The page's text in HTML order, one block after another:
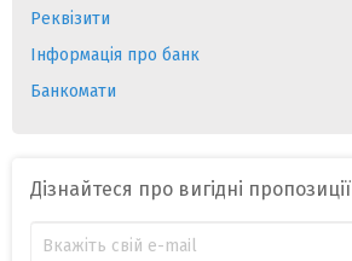
Реквізити
Інформація про банк
Банкомати
Дізнайтеся про вигідні пропозиції